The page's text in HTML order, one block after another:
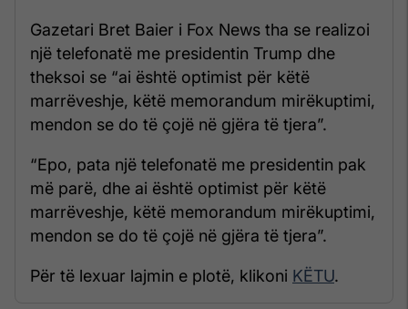
Gazetari Bret Baier i Fox News tha se realizoi
një telefonatë me presidentin Trump dhe
theksoi se “ai është optimist për këtë
marrëveshje, këtë memorandum mirëkuptimi,
mendon se do të çojë në gjëra të tjera”.
“Epo, pata një telefonatë me presidentin pak
më parë, dhe ai është optimist për këtë
marrëveshje, këtë memorandum mirëkuptimi,
mendon se do të çojë në gjëra të tjera”.
Për të lexuar lajmin e plotë, klikoni KËTU.